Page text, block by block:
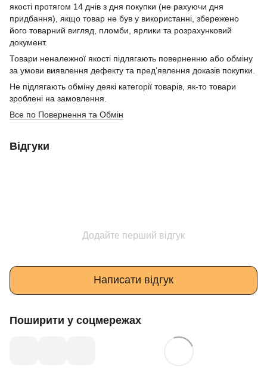
якості протягом 14 днів з дня покупки (не рахуючи дня
придбання), якщо товар не був у використанні, збережено
його товарний вигляд, пломби, ярлики та розрахунковий
документ.
Товари неналежної якості підлягають поверненню або обміну
за умови виявлення дефекту та пред’явлення доказів покупки.
Не підлягають обміну деякі категорії товарів, як-то товари
зроблені на замовлення.
Все по Повернення та Обмін
Відгуки
Додайте перший відгук
Написати відгук
Поширити у соцмережах